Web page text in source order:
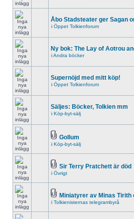
Åbo Stadsteater ger Sagan
i Öppet Tolkienforum
Ny bok: The Lay of Aotrou
iAndra böcker
Supernöjd med mitt köp!
i Öppet Tolkienforum
Säljes: Böcker, Tolkien mm
i Köp-byt-sälj
Gollum
i Köp-byt-sälj
Sir Terry Pratchett är död
i Övrigt
Miniatyrer av Minas Tirith
i Tolkienisternas telegrambyrå